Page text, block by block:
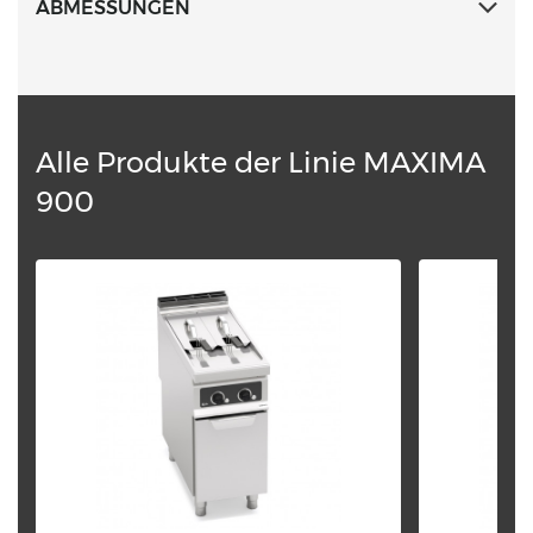
ABMESSUNGEN
Alle Produkte der Linie MAXIMA
900